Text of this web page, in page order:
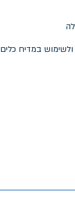
במדיח כלים